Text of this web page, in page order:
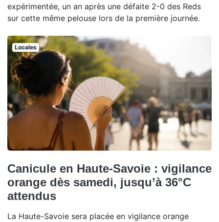
expérimentée, un an après une défaite 2-0 des Reds
sur cette même pelouse lors de la première journée.
Locales
Canicule en Haute-Savoie : vigilance
orange dès samedi, jusqu’à 36°C
attendus
La Haute-Savoie sera placée en vigilance orange